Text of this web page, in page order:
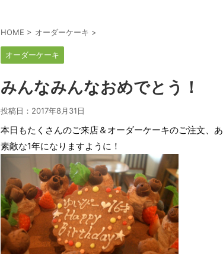
HOME > オーダーケーキ >
オーダーケーキ
みんなみんなおめでとう！
投稿日： 2017年8月31日
本日もたくさんのご来店＆オーダーケーキのご注文、
素敵な1年になりますように！